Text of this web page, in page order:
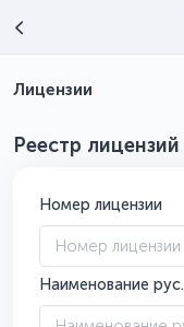
Лицензии
Реестр лицензий
Номер лицензии
Наименование рус.